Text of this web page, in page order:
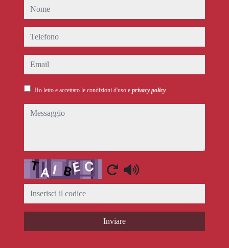
nome
telefono
email
Ho letto e accettato le condizioni d'uso e privacy policy
messaggio
Captcha
Inviare